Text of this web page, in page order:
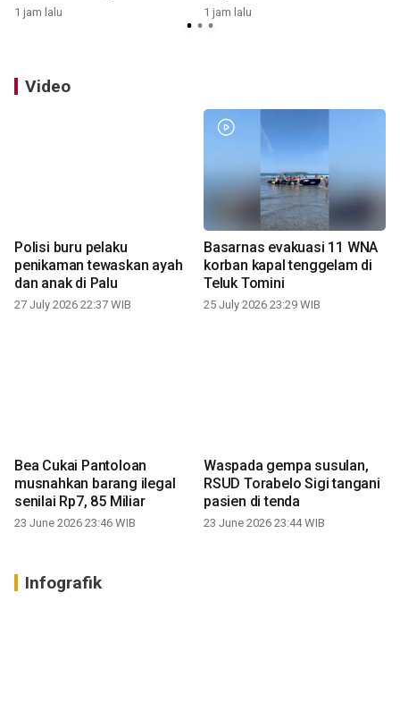
1 jam lalu 1 jam lalu
Video
Polisi buru pelaku
penikaman tewaskan ayah
dan anak di Palu
27 July 2026 22:37 WIB
Basarnas evakuasi 11 WNA
korban kapal tenggelam di
Teluk Tomini
25 July 2026 23:29 WIB
Bea Cukai Pantoloan
musnahkan barang ilegal
senilai Rp7, 85 Miliar
23 June 2026 23:46 WIB
Waspada gempa susulan,
RSUD Torabelo Sigi tangani
pasien di tenda
23 June 2026 23:44 WIB
Infografik